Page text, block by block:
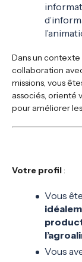
Dans un
collaboration
missions, vous
associés, orienté
pour améliorer
Votre profil:
Vous
Vous